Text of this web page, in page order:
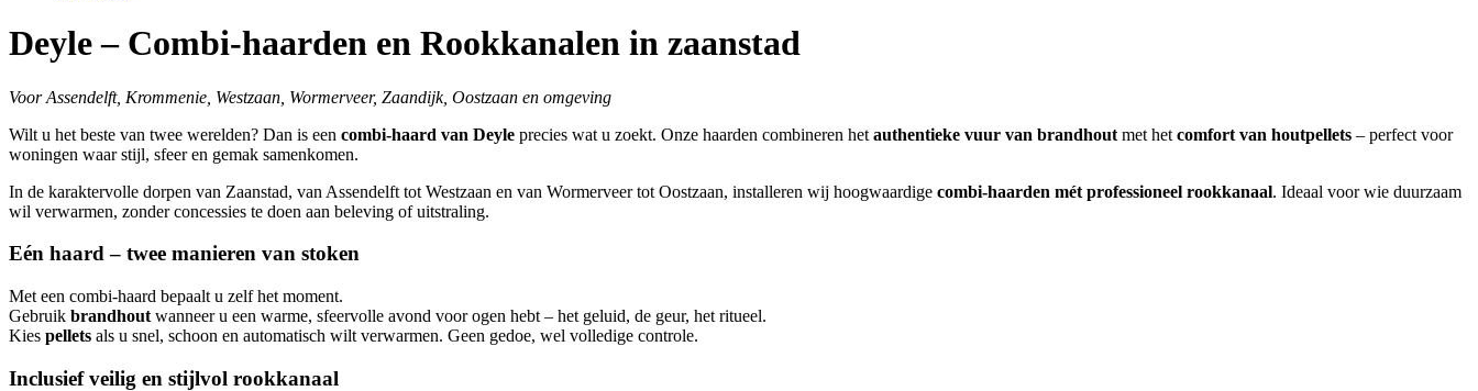
Deyle – Combi-haarden en Rookkanalen in zaanstad
Voor Assendelft, Krommenie, Westzaan, Wormerveer, Zaandijk, Oostzaan en omgeving
Wilt u het beste van twee werelden? Dan is een combi-haard van Deyle precies wat u zoekt. Onze haarden combineren het authentieke vuur van brandhout met het comfort van houtpellets – perfect voor
woningen waar stijl, sfeer en gemak samenkomen.
In de karaktervolle dorpen van Zaanstad, van Assendelft tot Westzaan en van Wormerveer tot Oostzaan, installeren wij hoogwaardige combi-haarden mét professioneel rookkanaal. Ideaal voor wie duurzaam
wil verwarmen, zonder concessies te doen aan beleving of uitstraling.
Eén haard – twee manieren van stoken
Met een combi-haard bepaalt u zelf het moment.
Gebruik brandhout wanneer u een warme, sfeervolle avond voor ogen hebt – het geluid, de geur, het ritueel.
Kies pellets als u snel, schoon en automatisch wilt verwarmen. Geen gedoe, wel volledige controle.
Inclusief veilig en stijlvol rookkanaal